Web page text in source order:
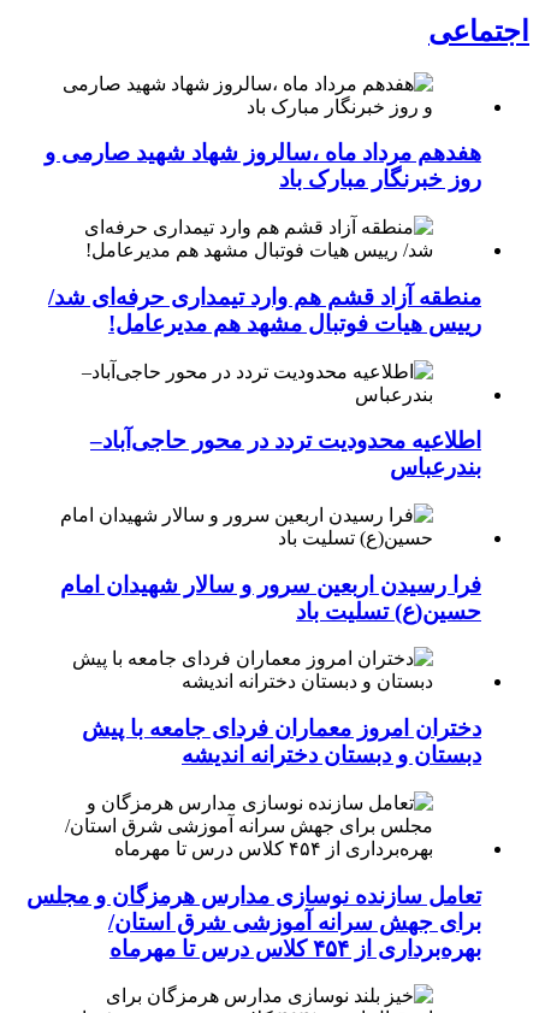
اجتماعی
هفدهم مرداد ماه ،سالروز شهاد شهید صارمی و
روز خبرنگار مبارک باد
منطقه آزاد قشم هم وارد تیمداری حرفه‌ای شد/
رییس هیات فوتبال مشهد هم مدیرعامل!
اطلاعیه محدودیت تردد در محور حاجی‌آباد–
بندرعباس
فرا رسیدن اربعین سرور و سالار شهیدان امام
حسین(ع) تسلیت باد
دختران امروز معماران فردای جامعه با پیش
دبستان و دبستان دخترانه اندیشه
تعامل سازنده نوسازی مدارس هرمزگان و مجلس
برای جهش سرانه آموزشی شرق استان/
بهره‌برداری از ۴۵۴ کلاس درس تا مهرماه